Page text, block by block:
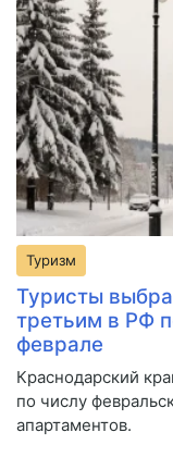
Туризм
Туристы
третьим в РФ
феврале
Краснодарский
по числу
апартаментов.